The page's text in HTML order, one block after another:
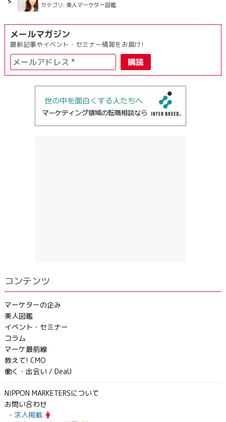
カテゴリ: 美人マーケター図鑑
メールマガジン
最新記事やイベント・セミナー情報をお届け!
コンテンツ
マーケターの企み
美人図鑑
イベント・セミナー
コラム
マーケ最前線
教えて! CMO
働く・出会い / DeaU
NIPPON MARKETERSについて
お問い合わせ
求人掲載